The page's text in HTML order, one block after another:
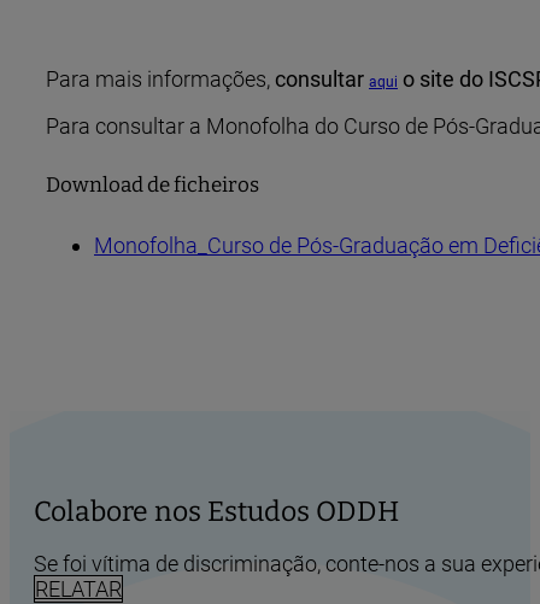
Para mais informações, consultar aqui o site do
Para consultar a Monofolha do Curso de Pós-
Download de ficheiros
Monofolha_Curso de Pós-Graduação em
Colabore nos Estudos ODDH
Se foi vítima de discriminação, conte-nos a sua
RELATAR